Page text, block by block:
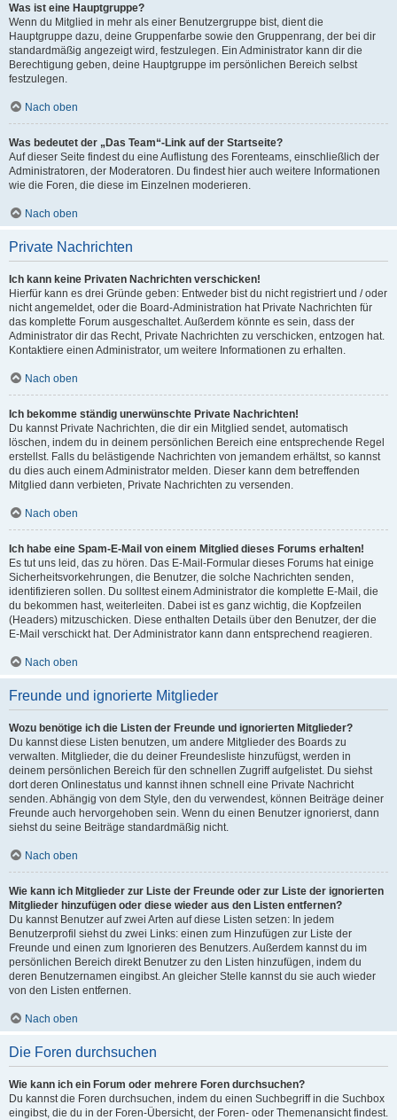
Was ist eine Hauptgruppe?
Wenn du Mitglied in mehr als einer Benutzergruppe bist, dient die
Hauptgruppe dazu, deine Gruppenfarbe sowie den Gruppenrang, der bei dir
standardmäßig angezeigt wird, festzulegen. Ein Administrator kann dir die
Berechtigung geben, deine Hauptgruppe im persönlichen Bereich selbst
festzulegen.
Nach oben
Was bedeutet der „Das Team“-Link auf der Startseite?
Auf dieser Seite findest du eine Auflistung des Forenteams, einschließlich der
Administratoren, der Moderatoren. Du findest hier auch weitere Informationen
wie die Foren, die diese im Einzelnen moderieren.
Nach oben
Private Nachrichten
Ich kann keine Privaten Nachrichten verschicken!
Hierfür kann es drei Gründe geben: Entweder bist du nicht registriert und / oder
nicht angemeldet, oder die Board-Administration hat Private Nachrichten für
das komplette Forum ausgeschaltet. Außerdem könnte es sein, dass der
Administrator dir das Recht, Private Nachrichten zu verschicken, entzogen hat.
Kontaktiere einen Administrator, um weitere Informationen zu erhalten.
Nach oben
Ich bekomme ständig unerwünschte Private Nachrichten!
Du kannst Private Nachrichten, die dir ein Mitglied sendet, automatisch
löschen, indem du in deinem persönlichen Bereich eine entsprechende Regel
erstellst. Falls du belästigende Nachrichten von jemandem erhältst, so kannst
du dies auch einem Administrator melden. Dieser kann dem betreffenden
Mitglied dann verbieten, Private Nachrichten zu versenden.
Nach oben
Ich habe eine Spam-E-Mail von einem Mitglied dieses Forums erhalten!
Es tut uns leid, das zu hören. Das E-Mail-Formular dieses Forums hat einige
Sicherheitsvorkehrungen, die Benutzer, die solche Nachrichten senden,
identifizieren sollen. Du solltest einem Administrator die komplette E-Mail, die
du bekommen hast, weiterleiten. Dabei ist es ganz wichtig, die Kopfzeilen
(Headers) mitzuschicken. Diese enthalten Details über den Benutzer, der die
E-Mail verschickt hat. Der Administrator kann dann entsprechend reagieren.
Nach oben
Freunde und ignorierte Mitglieder
Wozu benötige ich die Listen der Freunde und ignorierten Mitglieder?
Du kannst diese Listen benutzen, um andere Mitglieder des Boards zu
verwalten. Mitglieder, die du deiner Freundesliste hinzufügst, werden in
deinem persönlichen Bereich für den schnellen Zugriff aufgelistet. Du siehst
dort deren Onlinestatus und kannst ihnen schnell eine Private Nachricht
senden. Abhängig von dem Style, den du verwendest, können Beiträge deiner
Freunde auch hervorgehoben sein. Wenn du einen Benutzer ignorierst, dann
siehst du seine Beiträge standardmäßig nicht.
Nach oben
Wie kann ich Mitglieder zur Liste der Freunde oder zur Liste der ignorierten
Mitglieder hinzufügen oder diese wieder aus den Listen entfernen?
Du kannst Benutzer auf zwei Arten auf diese Listen setzen: In jedem
Benutzerprofil siehst du zwei Links: einen zum Hinzufügen zur Liste der
Freunde und einen zum Ignorieren des Benutzers. Außerdem kannst du im
persönlichen Bereich direkt Benutzer zu den Listen hinzufügen, indem du
deren Benutzernamen eingibst. An gleicher Stelle kannst du sie auch wieder
von den Listen entfernen.
Nach oben
Die Foren durchsuchen
Wie kann ich ein Forum oder mehrere Foren durchsuchen?
Du kannst die Foren durchsuchen, indem du einen Suchbegriff in die Suchbox
eingibst, die du in der Foren-Übersicht, der Foren- oder Themenansicht findest.